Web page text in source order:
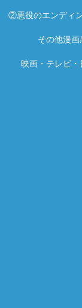
②悪役のエンディ
その他漫画
映画・テレビ・